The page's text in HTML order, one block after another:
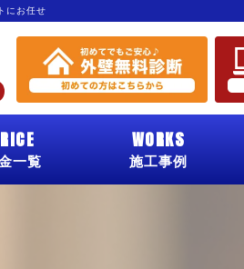
にお任せ
一覧
WORKS
施工事例